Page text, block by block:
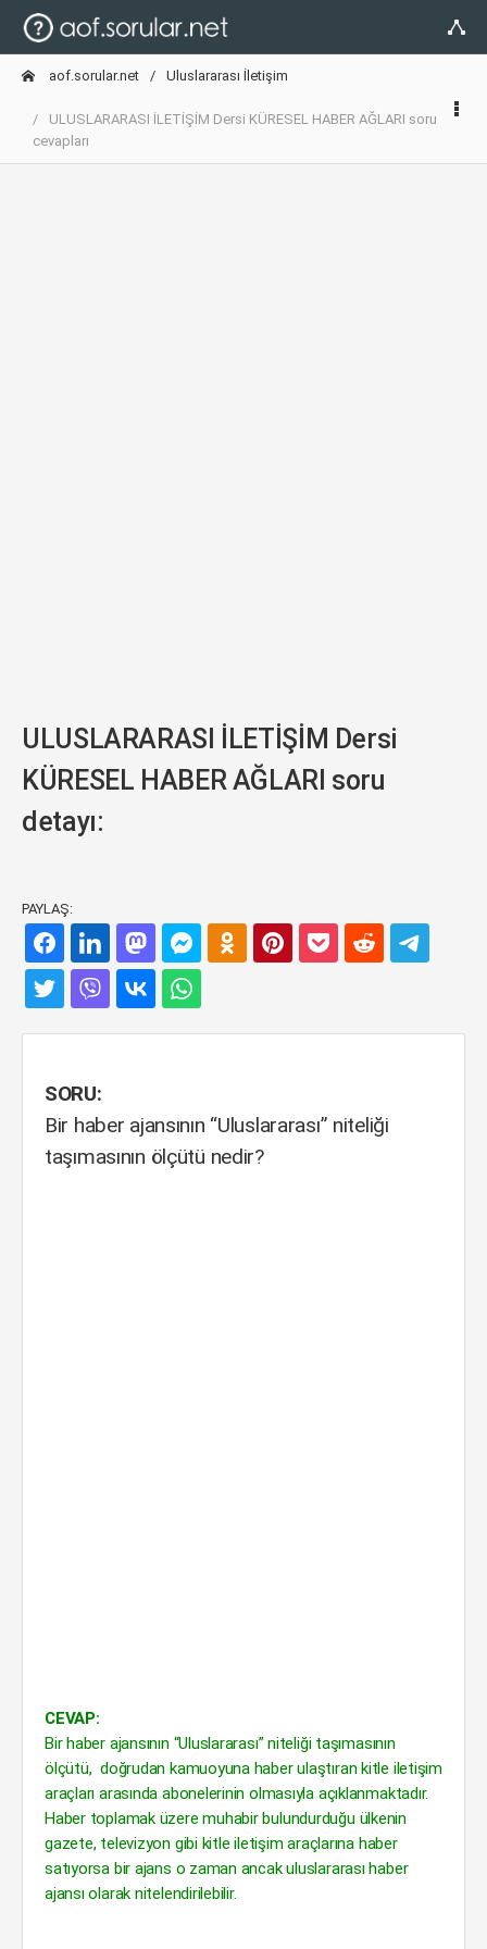
aof.sorular.net Uluslararası İletişim
ULUSLARARASI İLETİŞİM Dersi KÜRESEL HABER AĞLARI soru
cevapları
ULUSLARARASI İLETİŞİM Dersi
KÜRESEL HABER AĞLARI soru
detayı:
PAYLAŞ:
SORU:
Bir haber ajansının “Uluslararası” niteliği
taşımasının ölçütü nedir?
CEVAP:
Bir haber ajansının “Uluslararası” niteliği taşımasının
ölçütü, doğrudan kamuoyuna haber ulaştıran kitle iletişim
araçları arasında abonelerinin olmasıyla açıklanmaktadır.
Haber toplamak üzere muhabir bulundurduğu ülkenin
gazete, televizyon gibi kitle iletişim araçlarına haber
satıyorsa bir ajans o zaman ancak uluslararası haber
ajansı olarak nitelendirilebilir.